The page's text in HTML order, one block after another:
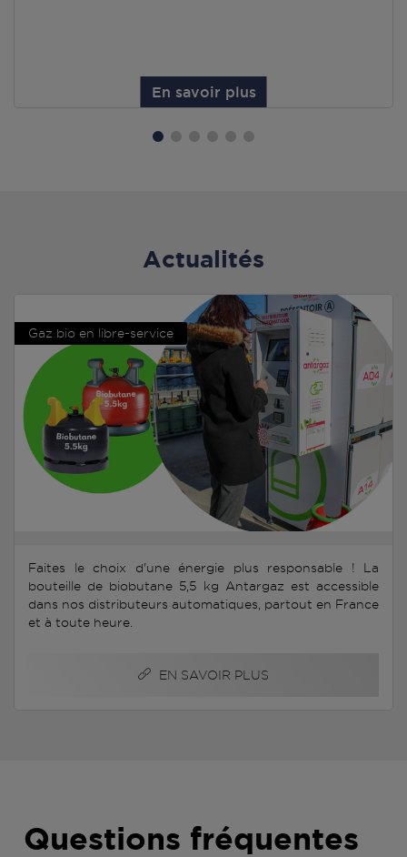
En savoir plus
Actualités
Gaz bio en libre-service
Faites le choix d'une énergie plus responsable ! La
bouteille de biobutane 5,5 kg Antargaz est accessible
dans nos distributeurs automatiques, partout en France
et à toute heure.
EN SAVOIR PLUS
Questions fréquentes